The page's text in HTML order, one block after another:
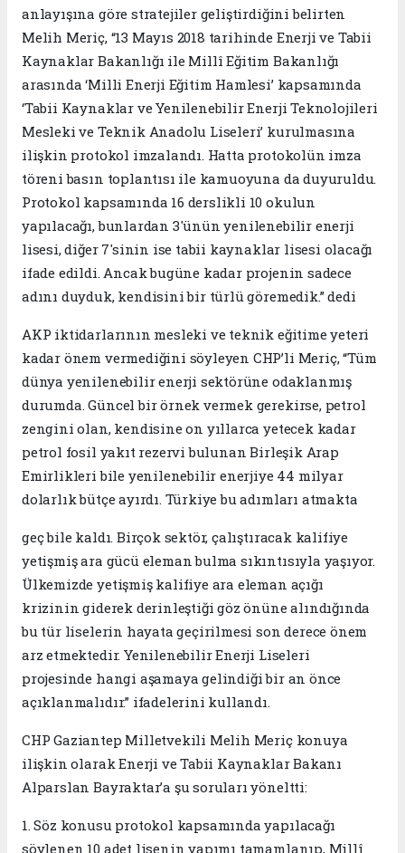
anlayışına göre stratejiler geliştirdiğini belirten
Melih Meriç, “13 Mayıs 2018 tarihinde Enerji ve Tabii
Kaynaklar Bakanlığı ile Millî Eğitim Bakanlığı
arasında ‘Milli Enerji Eğitim Hamlesi’ kapsamında
‘Tabii Kaynaklar ve Yenilenebilir Enerji Teknolojileri
Mesleki ve Teknik Anadolu Liseleri’ kurulmasına
ilişkin protokol imzalandı. Hatta protokolün imza
töreni basın toplantısı ile kamuoyuna da duyuruldu.
Protokol kapsamında 16 derslikli 10 okulun
yapılacağı, bunlardan 3'ünün yenilenebilir enerji
lisesi, diğer 7'sinin ise tabii kaynaklar lisesi olacağı
ifade edildi. Ancak bugüne kadar projenin sadece
adını duyduk, kendisini bir türlü göremedik.” dedi
AKP iktidarlarının mesleki ve teknik eğitime yeteri
kadar önem vermediğini söyleyen CHP’li Meriç, “Tüm
dünya yenilenebilir enerji sektörüne odaklanmış
durumda. Güncel bir örnek vermek gerekirse, petrol
zengini olan, kendisine on yıllarca yetecek kadar
petrol fosil yakıt rezervi bulunan Birleşik Arap
Emirlikleri bile yenilenebilir enerjiye 44 milyar
dolarlık bütçe ayırdı. Türkiye bu adımları atmakta
geç bile kaldı. Birçok sektör, çalıştıracak kalifiye
yetişmiş ara gücü eleman bulma sıkıntısıyla yaşıyor.
Ülkemizde yetişmiş kalifiye ara eleman açığı
krizinin giderek derinleştiği göz önüne alındığında
bu tür liselerin hayata geçirilmesi son derece önem
arz etmektedir. Yenilenebilir Enerji Liseleri
projesinde hangi aşamaya gelindiği bir an önce
açıklanmalıdır.” ifadelerini kullandı.
CHP Gaziantep Milletvekili Melih Meriç konuya
ilişkin olarak Enerji ve Tabii Kaynaklar Bakanı
Alparslan Bayraktar’a şu soruları yöneltti:
1. Söz konusu protokol kapsamında yapılacağı
söylenen 10 adet lisenin yapımı tamamlanıp, Millî